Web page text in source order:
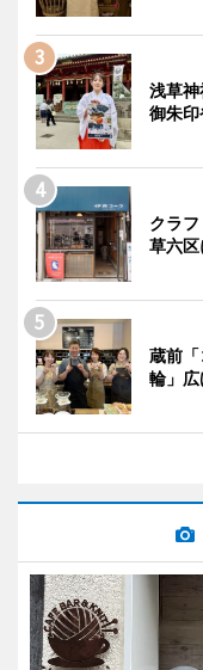
浅草
御朱
クラ
草六
蔵前
輪」